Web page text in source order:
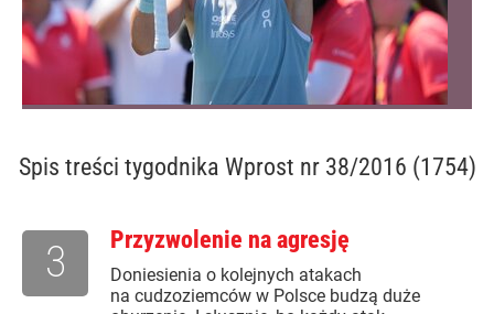
Spis treści tygodnika Wprost nr 38/2016 (1754)
Przyzwolenie na agresję
Doniesienia o kolejnych atakach
na cudzoziemców w Polsce budzą duże
3